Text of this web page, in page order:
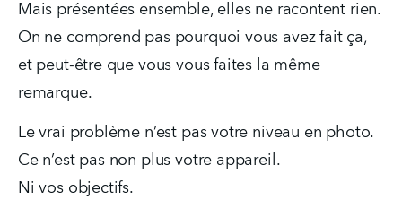
Mais présentées ensemble, elles ne racontent rien.
On ne comprend pas pourquoi vous avez fait ça,
et peut-être que vous vous faites la même
remarque.
Le vrai problème n’est pas votre niveau en photo.
Ce n’est pas non plus votre appareil.
Ni vos objectifs.